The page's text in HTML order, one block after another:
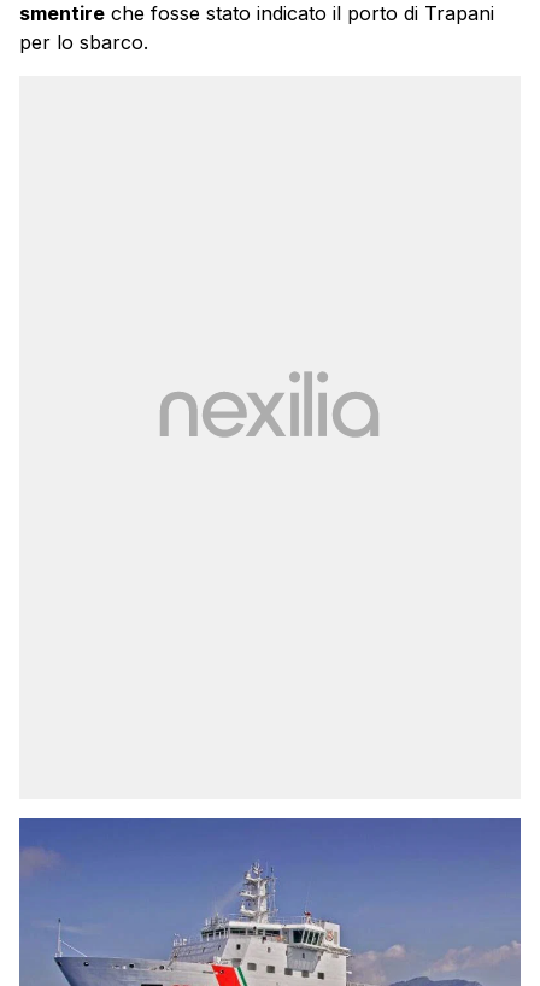
smentire che fosse stato indicato il porto di Trapani
per lo sbarco.